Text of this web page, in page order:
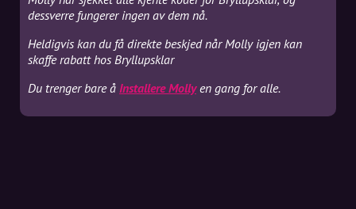
dessverre fungerer ingen av dem nå.
Heldigvis kan du få direkte beskjed når Molly igjen kan
skaffe rabatt hos Bryllupsklar
Du trenger bare å Installere Mollyen gang for alle.